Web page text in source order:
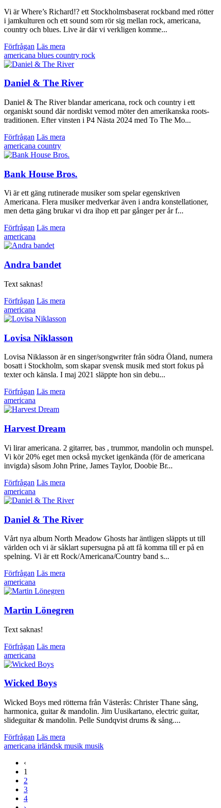
Vi är Where’s Richard!? ett Stockholmsbaserat rockband med rötter
i jamkulturen och ett sound som rör sig mellan rock, americana,
country och blues. Live är där vi verkligen komme...
Förfrågan Läs mera
americana blues country rock
Daniel & The River
Daniel & The River blandar americana, rock och country i ett
organiskt sound där nordiskt vemod möter den amerikanska roots-
traditionen. Efter vinsten i P4 Nästa 2024 med To The Mo...
Förfrågan Läs mera
americana country
Bank House Bros.
Vi är ett gäng rutinerade musiker som spelar egenskriven
Americana. Flera musiker medverkar även i andra konstellationer,
men detta gäng brukar vi dra ihop ett par gånger per år f...
Förfrågan Läs mera
americana
Andra bandet
Text saknas!
Förfrågan Läs mera
americana
Lovisa Niklasson
Lovisa Niklasson är en singer/songwriter från södra Öland, numera
bosatt i Stockholm, som skapar svensk musik med stort fokus på
texter och känsla. I maj 2021 släppte hon sin debu...
Förfrågan Läs mera
americana
Harvest Dream
Vi lirar americana. 2 gitarrer, bas , trummor, mandolin och munspel.
Vi kör 20% eget men också mycket igenkända (för de americana
invigda) såsom John Prine, James Taylor, Doobie Br...
Förfrågan Läs mera
americana
Daniel & The River
Vårt nya album North Meadow Ghosts har äntligen släppts ut till
världen och vi är såklart supersugna på att få komma till er på en
spelning. Vi är ett Rock/Americana/Country band s...
Förfrågan Läs mera
americana
Martin Lönegren
Text saknas!
Förfrågan Läs mera
americana
Wicked Boys
Wicked Boys med rötterna från Västerås: Christer Thane sång,
harmonica, guitar & mandolin. Jim Uusikartano, electric guitar,
slideguitar & mandolin. Pelle Sundqvist drums & sång....
Förfrågan Läs mera
americana irländsk musik musik
‹
1
2
3
4